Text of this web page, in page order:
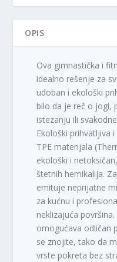
OPIS
Ova gimnastička i
idealno rešenje za
udoban i ekološki
bilo da je reč o jogi,
istezanju ili
Ekološki prihvatljiva
TPE materijala
ekološki i
štetnih hemikalija.
emituje neprijatne
za kućnu i
neklizajuća
omogućava odličan
se znojite, tako da
vrste pokreta bez